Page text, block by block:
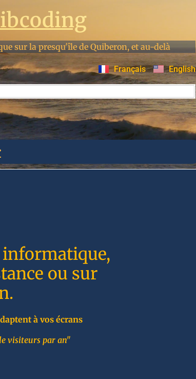
sur la presqu'île de Quiberon, et au-delà
Français English
informatique,
ou sur
à vos écrans
visiteurs par an"